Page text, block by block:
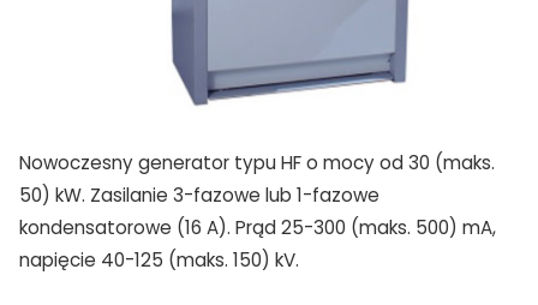
Nowoczesny generator typu HF o mocy od 30 (maks.
50) kW. Zasilanie 3-fazowe lub 1-fazowe
kondensatorowe (16 A). Prąd 25-300 (maks. 500) mA,
napięcie 40-125 (maks. 150) kV.